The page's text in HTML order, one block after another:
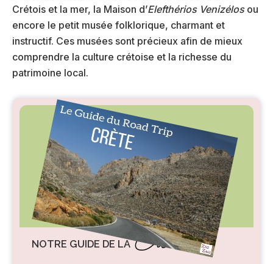
Crétois et la mer, la Maison d’Elefthérios Venizélosou
encore le petit musée folklorique, charmant et
instructif. Ces musées sont précieux afin de mieux
comprendre la culture crétoise et la richesse du
patrimoine local.
NOTRE GUIDE DE LACrète